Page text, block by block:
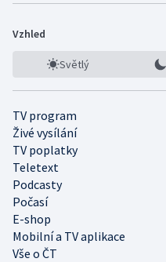
Vzhled
Světlý
TV program
Živé vysílání
TV poplatky
Teletext
Podcasty
Počasí
E-shop
Mobilní a TV aplikace
Vše o ČT